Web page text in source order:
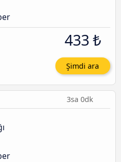
433 ₺
Şimdi ara
3sa 0dk